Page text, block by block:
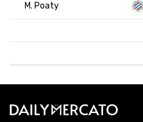
M. Poaty